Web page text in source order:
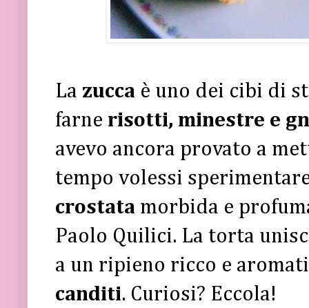
La zucca è uno dei cibi di
farne risotti, minestre e
avevo ancora provato a
tempo volessi
crostata morbida e
Paolo Quilici. La torta
a un ripieno ricco e
canditi. Curiosi? Eccola!